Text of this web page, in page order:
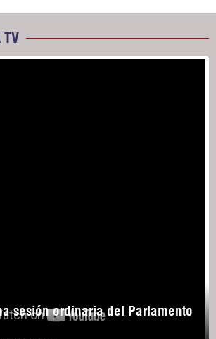
TV
sesión ordinaria del Parlamento